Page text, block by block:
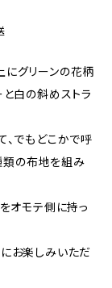
グリーンの花柄
と白の斜めストラ
、でもどこかで呼
類の布地を組み
オモテ側に持っ
お楽しみいただ